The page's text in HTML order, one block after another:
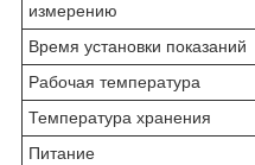
измерению
Время установки показаний
Рабочая температура
Температура хранения
Питание